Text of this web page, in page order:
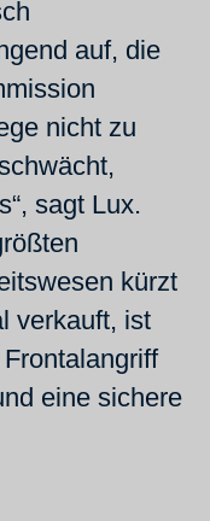
auf, die
nicht zu
sagt Lux.
kürzt
verkauft, ist
eine sichere